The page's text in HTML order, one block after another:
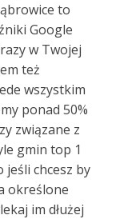
to
Google
w Twojej
też
wszystkim
ponad 50%
związane z
gmin top 1
jeśli chcesz by
określone
im dłużej